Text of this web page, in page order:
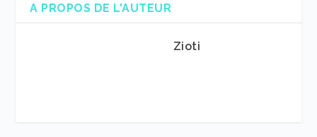
A PROPOS DE L'AUTEUR
Zioti